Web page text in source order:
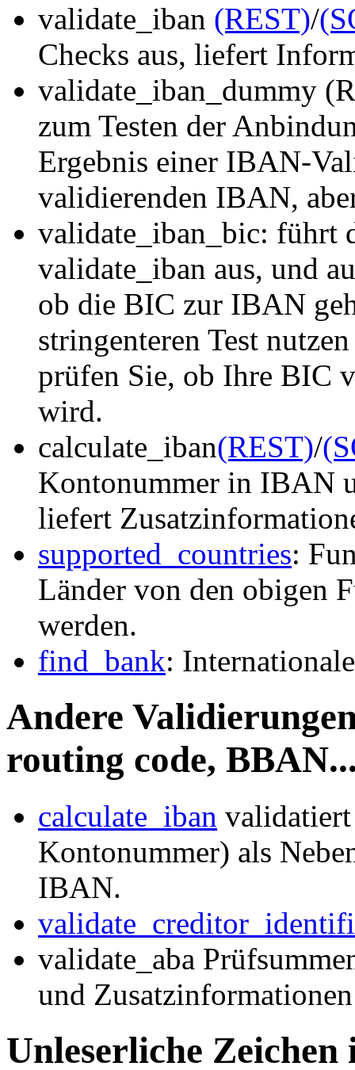
validate_iban (REST)/
Checks aus, liefert
validate_iban_dummy
zum Testen der
Ergebnis einer IBAN-
validierenden IBAN,
validate_iban_bic: führt
validate_iban aus, und
ob die BIC zur IBAN
stringenteren Test
prüfen Sie, ob Ihre BIC
wird.
calculate_iban(REST)/
Kontonummer in IBAN
liefert
supported_countries:
Länder von den obigen
werden.
find_bank:
Andere
routing code,
calculate_iban
Kontonummer) als
IBAN.
validate_aba
und
Unleserliche